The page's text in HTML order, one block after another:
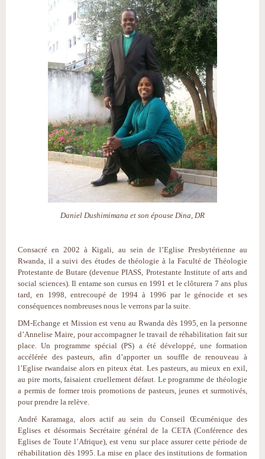
Daniel Dushimimana et son épouse Dina, DR
Consacré en 2002 à Kigali, au sein de l’Eglise Presbytérienne au
Rwanda, il a suivi des études de théologie à la Faculté de Théologie
Protestante de Butare (devenue PIASS, Protestante Institute of arts and
social sciences). Il entame son cursus en 1991 et le clôturera 7 ans plus
tard, en 1998, entrecoupé de 1994 à 1996 par le génocide et ses
conséquences nombreuses nous le verrons par la suite.
DM-Echange et Mission est venu au Rwanda dès 1995, en la personne
d’Annelise Maire, pour accompagner le travail de réhabilitation fait sur
place. Un programme spécial (PS) a été développé, une formation
accélérée des pasteurs, afin d’apporter un souffle de renouveau à
l’Eglise rwandaise alors en piteux état. Les pasteurs, au mieux en exil,
au pire morts, faisaient cruellement défaut. Le programme de théologie
a permis de former trois promotions de pasteurs, jeunes et surmotivés,
pour prendre la relève.
André Karamaga, alors actif au sein du Conseil Œcuménique des
Eglises et désormais Secrétaire général de la CETA (Conférence des
Eglises de Toute l’Afrique), est venu sur place assurer cette période de
réhabilitation dès 1995. La mise en place des institutions de formation